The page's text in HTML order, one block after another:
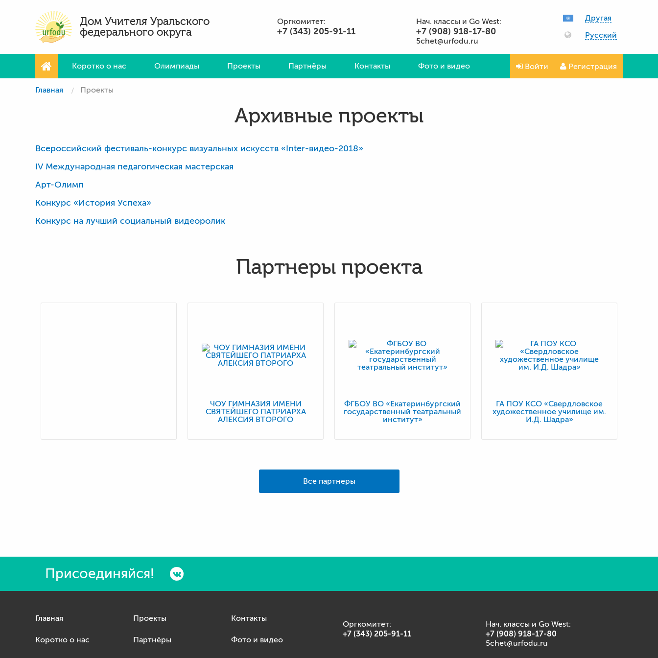
Дом Учителя Уральского
федерального округа
Оргкомитет: Нач. классы и Go West:
+7 (343) 205-91-11 +7 (908) 918-17-80
5chet@urfodu.ru
Другая
Русский
Коротко о нас Олимпиады Проекты Партнёры Контакты Фото и видео Войти Регистрация
Главная Проекты
Архивные проекты
Всероссийский фестиваль-конкурс визуальных искусств «Inter-видео-2018»
IV Международная педагогическая мастерская
Арт-Олимп
Конкурс «История Успеха»
Конкурс на лучший социальный видеоролик
Партнеры проекта
ЧОУ ГИМНАЗИЯ ИМЕНИ
СВЯТЕЙШЕГО ПАТРИАРХА
АЛЕКСИЯ ВТОРОГО
ФГБОУ ВО «Екатеринбургский
государственный театральный
институт»
ГА ПОУ КСО «Свердловское
художественное училище им.
И.Д. Шадра»
Все партнеры
Присоединяйся!
Главная
Коротко о нас
Проекты
Партнёры
Контакты
Фото и видео
Оргкомитет: Нач. классы и Go West:
+7 (343) 205-91-11 +7 (908) 918-17-80
5chet@urfodu.ru